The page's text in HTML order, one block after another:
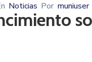
Noticias Por muniuser